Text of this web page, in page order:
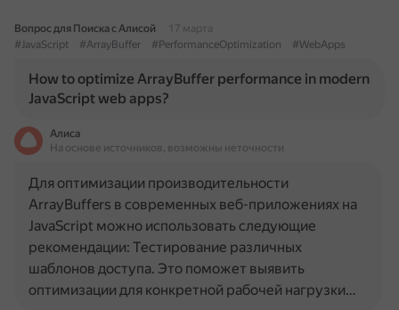
Вопрос для Поиска с Алисой
17 марта
#JavaScript
#ArrayBuffer #PerformanceOptimization #WebApps
How to optimize ArrayBuffer performance in modern
JavaScript web apps?
Алиса
На основе источников, возможны неточности
Для оптимизации производительности
ArrayBuffers в современных веб-приложениях на
JavaScript можно использовать следующие
рекомендации: Тестирование различных
шаблонов доступа. Это поможет выявить
оптимизации для конкретной рабочей нагрузки…